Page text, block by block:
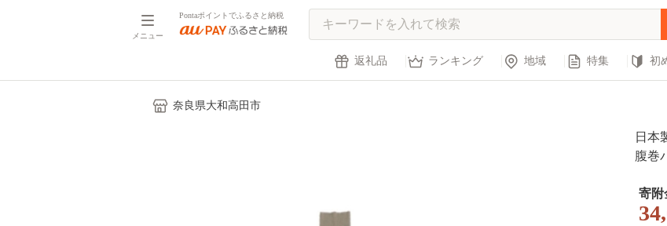
メニュー
Pontaポイントでふるさと納税
返礼品 ランキング 地域 特集 初
奈良県大和高田市
日本
腹巻
寄附